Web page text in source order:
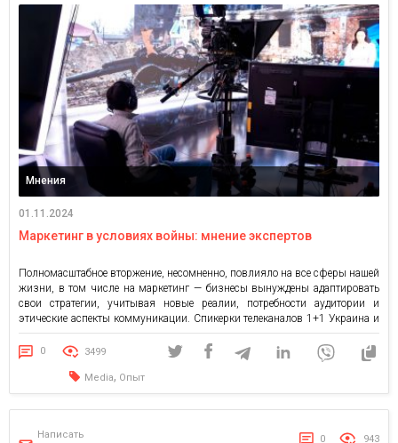
Мнения
01.11.2024
Маркетинг в условиях войны: мнение экспертов
Полномасштабное вторжение, несомненно, повлияло на все сферы нашей
жизни, в том числе на маркетинг — бизнесы вынуждены адаптировать
свои стратегии, учитывая новые реалии, потребности аудитории и
этические аспекты коммуникации. Спикерки телеканалов 1+1 Украина и
ТЕТ, а также Киевстар ТВ, VIASAT поделились экспертным мнением о
маркетинге в условиях войны и рассказали о том, как изменилась эта
0 3499
Media, Опыт
Написать
0 943